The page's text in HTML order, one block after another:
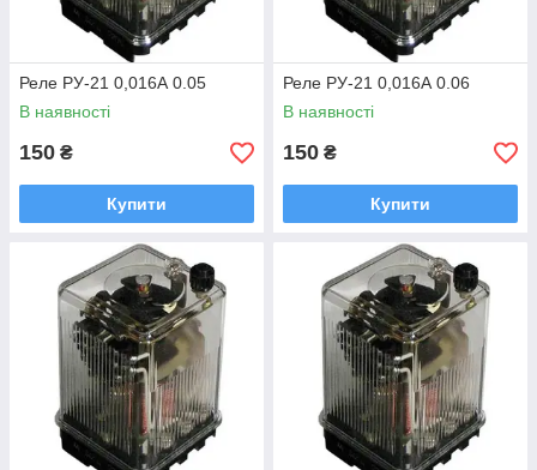
Реле РУ-21 0,016А 0.05
В наявності
150 ₴
Купити
Реле РУ-21 0,016А 0.06
В наявності
150 ₴
Купити